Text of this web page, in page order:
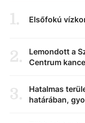
1. Elsőfokú
2.
Lemondott a
Centrum
3.
Hatalmas
határában,